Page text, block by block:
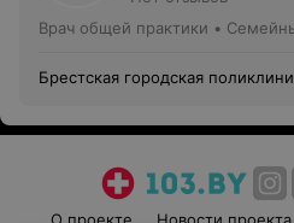
Врач общей практики •
Брестская городская